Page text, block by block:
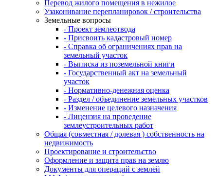
Перевод жилого помещения в нежилое
Узаконивание перепланировок / строительства
Земельные вопросы
- Проект землеотвода
- Присвоить кадастровый номер
- Справка об ограничениях прав на
земельный участок
- Выписка из поземельной книги
- Государственный акт на земельный
участок
- Нормативно-денежная оценка
- Раздел / объединение земельных участков
- Изменение целевого назначения
- Лицензия на проведение
землеустроительных работ
Общая (совместная / долевая ) собственность на
недвижимость
Проектирование и строительство
Оформление и защита прав на землю
Документы для операций с землей